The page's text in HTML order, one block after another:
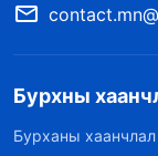
Бурхны
Бурханы